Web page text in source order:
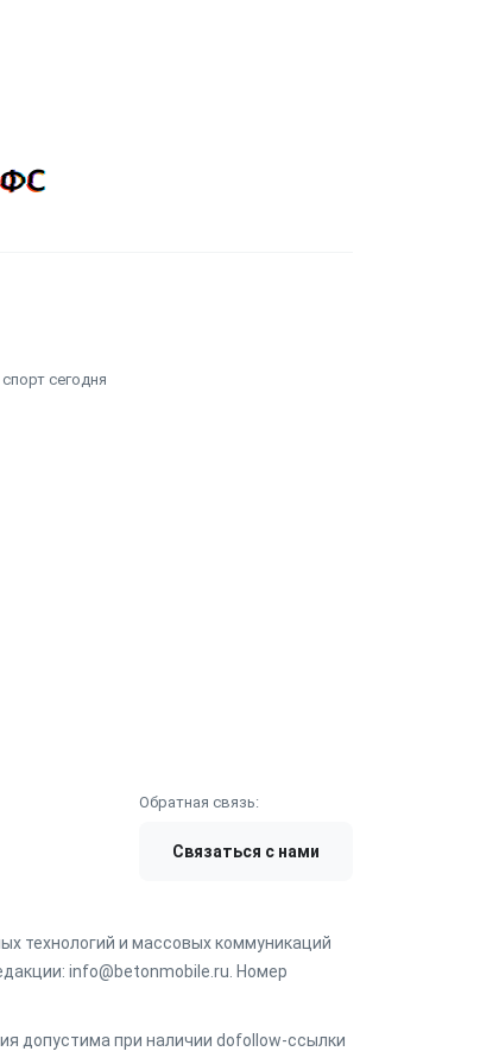
сегодня
Обратная связь:
Связаться с нами
технологий и массовых коммуникаций
info@betonmobile.ru. Номер
допустима при наличии dofollow-ссылки